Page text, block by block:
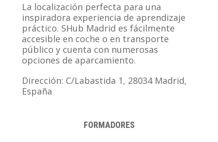
La localización perfecta para una
inspiradora experiencia de aprendizaje
práctico. SHub Madrid es fácilmente
accesible en coche o en transporte
público y cuenta con numerosas
opciones de aparcamiento.
Dirección: C/Labastida 1, 28034 Madrid,
España
FORMADORES